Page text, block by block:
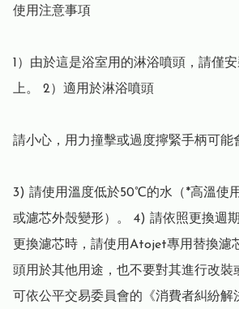
使用注意事項
1）由於這是浴室用的淋浴噴頭，請僅
上。 2）適用於淋浴噴頭
請小心，用力撞擊或過度擰緊手柄可能
3) 請使用溫度低於50℃的水（*高溫使
或濾芯外殼變形）。 4) 請依照更換週
更換濾芯時，請使用Atojet專用替換濾
頭用於其他用途，也不要對其進行改
可依公平交易委員會的《消費者糾紛解